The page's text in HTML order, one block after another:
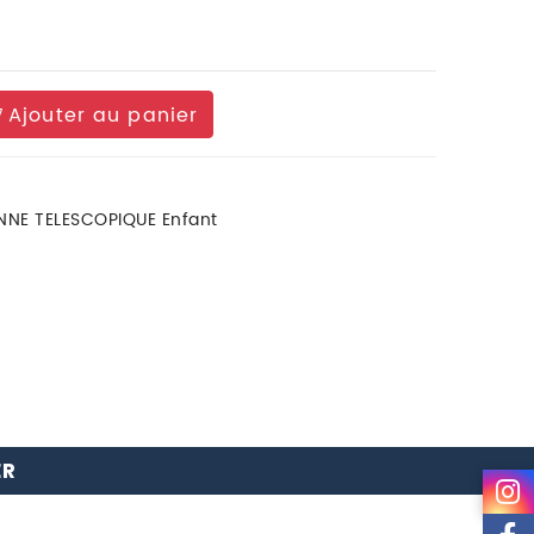
Ajouter au panier
TELESCOPIQUE Enfant